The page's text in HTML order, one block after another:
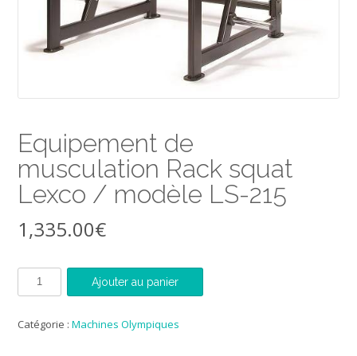
Equipement de
musculation Rack squat
Lexco / modèle LS-215
1,335.00€
quantité
de
musculation
Ajouter au panier
Catégorie : Machines Olympiques